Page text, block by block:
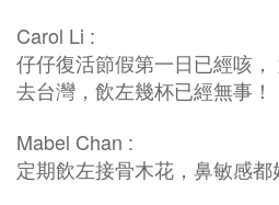
Carol Li :
仔仔復活節假第一日已經咳
去台灣，飲左幾杯已經無事！
Mabel Chan :
定期飲左接骨木花，鼻敏感都